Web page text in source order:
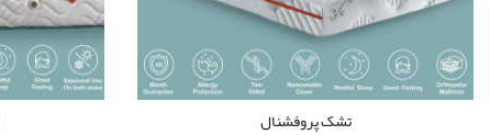
تشک پروفشنال